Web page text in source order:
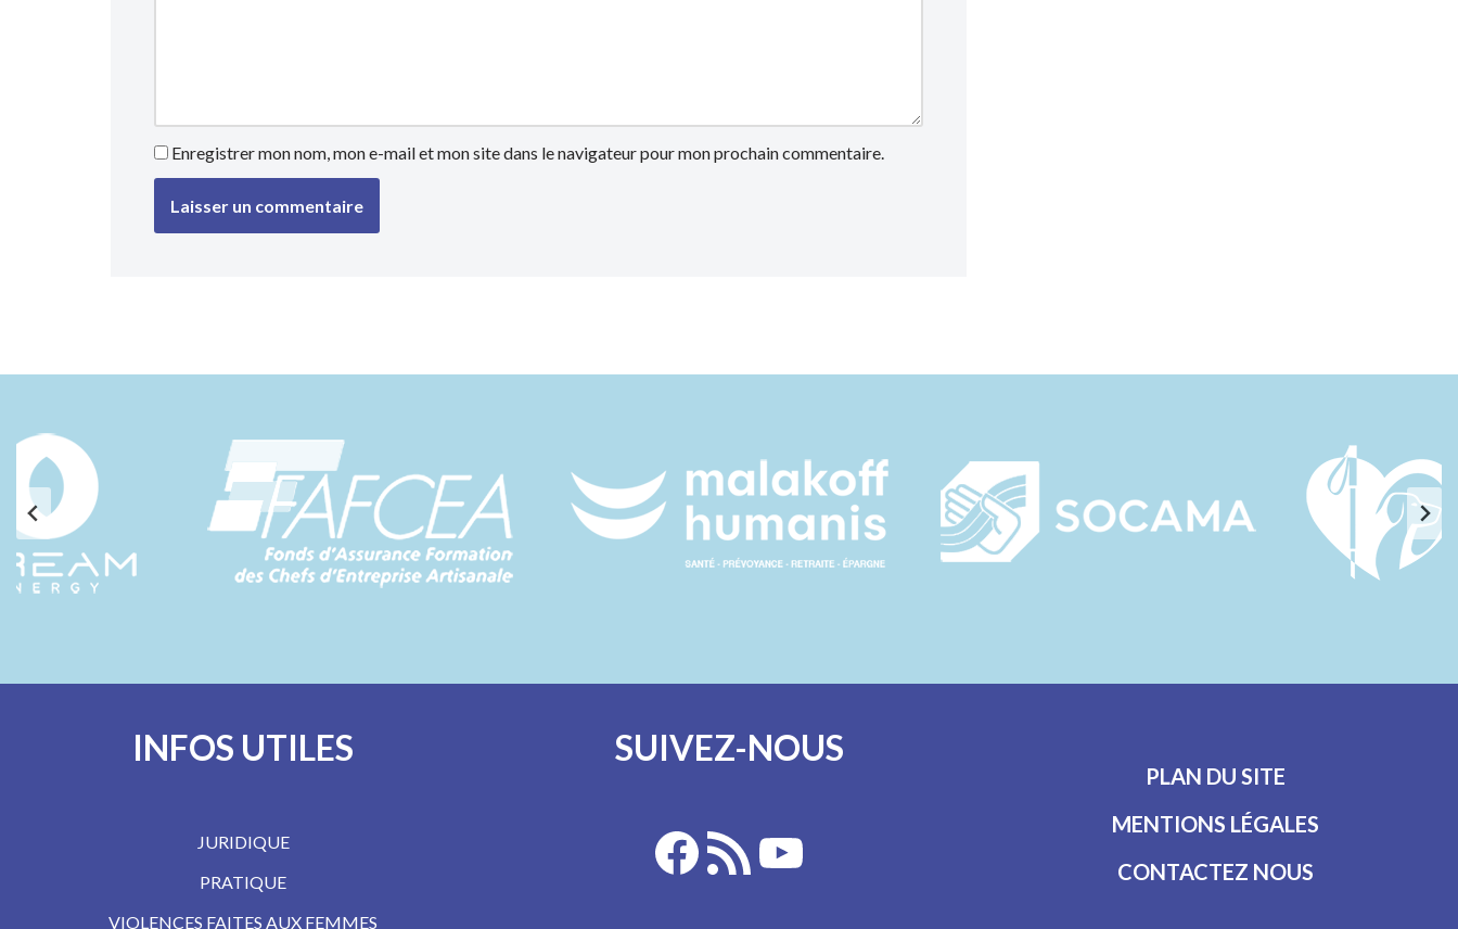
Enregistrer mon nom, mon e-mail et mon site dans le navigateur pour mon prochain commentaire.
INFOS UTILES
JURIDIQUE
PRATIQUE
VIOLENCES FAITES AUX FEMMES
SUIVEZ-NOUS
PLAN DU SITE
MENTIONS LÉGALES
CONTACTEZ NOUS